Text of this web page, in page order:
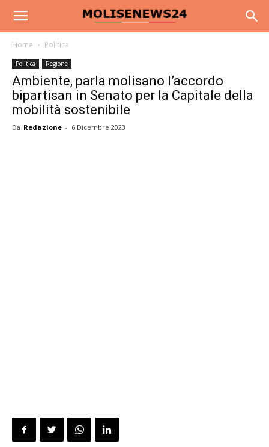
Home Politica
Politica Regione
Ambiente, parla molisano l’accordo
bipartisan in Senato per la Capitale della
mobilità sostenibile
Da Redazione - 6 Dicembre 2023